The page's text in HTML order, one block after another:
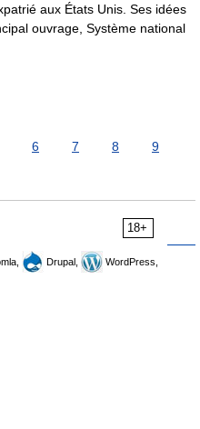
aux États Unis. Ses idées
ouvrage, Système national
6 7 8
9
18+
Drupal,
WordPress,